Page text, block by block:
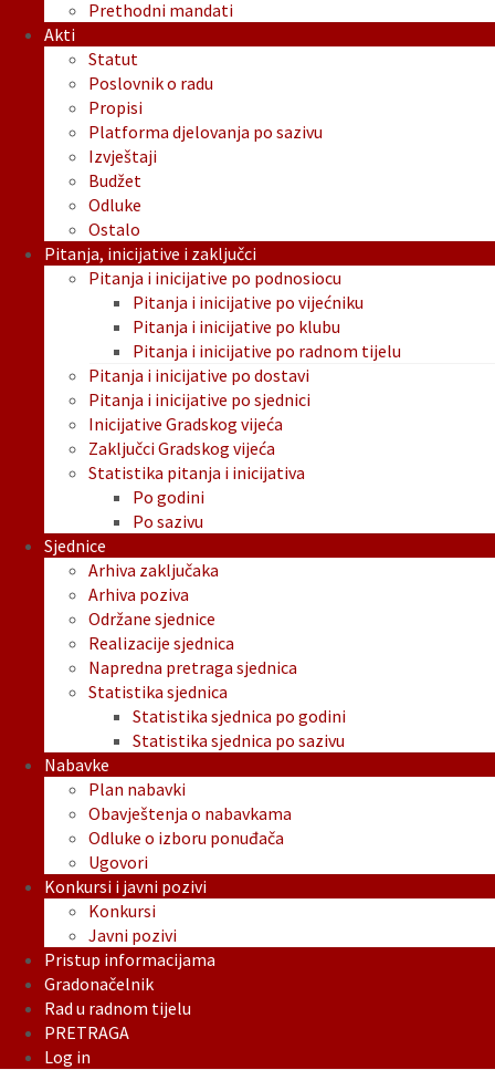
Prethodni mandati
Akti
Statut
Poslovnik o radu
Propisi
Platforma djelovanja po sazivu
Izvještaji
Budžet
Odluke
Ostalo
Pitanja, inicijative i zaključci
Pitanja i inicijative po podnosiocu
Pitanja i inicijative po vijećniku
Pitanja i inicijative po klubu
Pitanja i inicijative po radnom tijelu
Pitanja i inicijative po dostavi
Pitanja i inicijative po sjednici
Inicijative Gradskog vijeća
Zaključci Gradskog vijeća
Statistika pitanja i inicijativa
Po godini
Po sazivu
Sjednice
Arhiva zaključaka
Arhiva poziva
Održane sjednice
Realizacije sjednica
Napredna pretraga sjednica
Statistika sjednica
Statistika sjednica po godini
Statistika sjednica po sazivu
Nabavke
Plan nabavki
Obavještenja o nabavkama
Odluke o izboru ponuđača
Ugovori
Konkursi i javni pozivi
Konkursi
Javni pozivi
Pristup informacijama
Gradonačelnik
Rad u radnom tijelu
PRETRAGA
Log in